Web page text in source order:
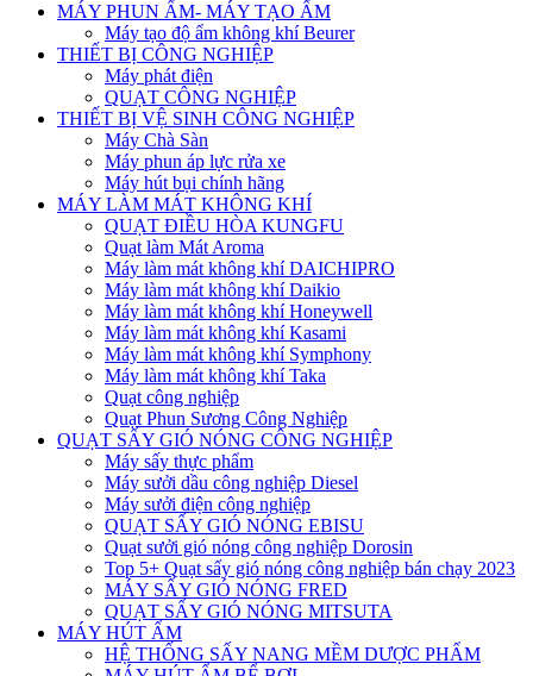
MÁY PHUN ẨM- MÁY TẠO ẨM
Máy tạo độ ẩm không khí Beurer
THIẾT BỊ CÔNG NGHIỆP
Máy phát điện
QUẠT CÔNG NGHIỆP
THIẾT BỊ VỆ SINH CÔNG NGHIỆP
Máy Chà Sàn
Máy phun áp lực rửa xe
Máy hút bụi chính hãng
MÁY LÀM MÁT KHÔNG KHÍ
QUẠT ĐIỀU HÒA KUNGFU
Quạt làm Mát Aroma
Máy làm mát không khí DAICHIPRO
Máy làm mát không khí Daikio
Máy làm mát không khí Honeywell
Máy làm mát không khí Kasami
Máy làm mát không khí Symphony
Máy làm mát không khí Taka
Quạt công nghiệp
Quạt Phun Sương Công Nghiệp
QUẠT SẤY GIÓ NÓNG CÔNG NGHIỆP
Máy sấy thực phẩm
Máy sưởi dầu công nghiệp Diesel
Máy sưởi điện công nghiệp
QUẠT SẤY GIÓ NÓNG EBISU
Quạt sưởi gió nóng công nghiệp Dorosin
Top 5+ Quạt sấy gió nóng công nghiệp bán chạy 2023
MÁY SẤY GIÓ NÓNG FRED
QUẠT SẤY GIÓ NÓNG MITSUTA
MÁY HÚT ẨM
HỆ THỐNG SẤY NANG MỀM DƯỢC PHẨM